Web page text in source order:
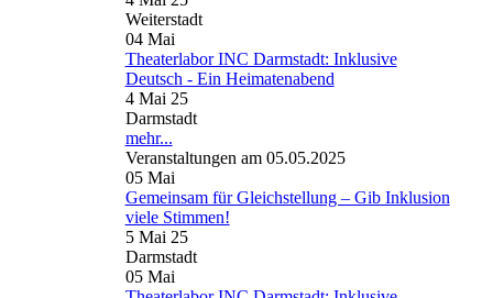
Weiterstadt
04 Mai
Theaterlabor INC Darmstadt: Inklusive
Deutsch - Ein Heimatenabend
4 Mai 25
Darmstadt
mehr...
Veranstaltungen am 05.05.2025
05 Mai
Gemeinsam für Gleichstellung – Gib Inklusion
viele Stimmen!
5 Mai 25
Darmstadt
05 Mai